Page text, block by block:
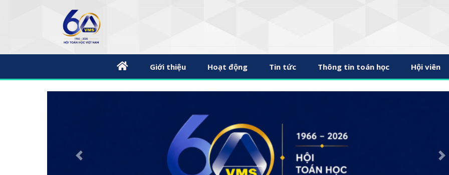
Giới thiệu Hoạt động Tin tức Thông tin toán học Hội viên